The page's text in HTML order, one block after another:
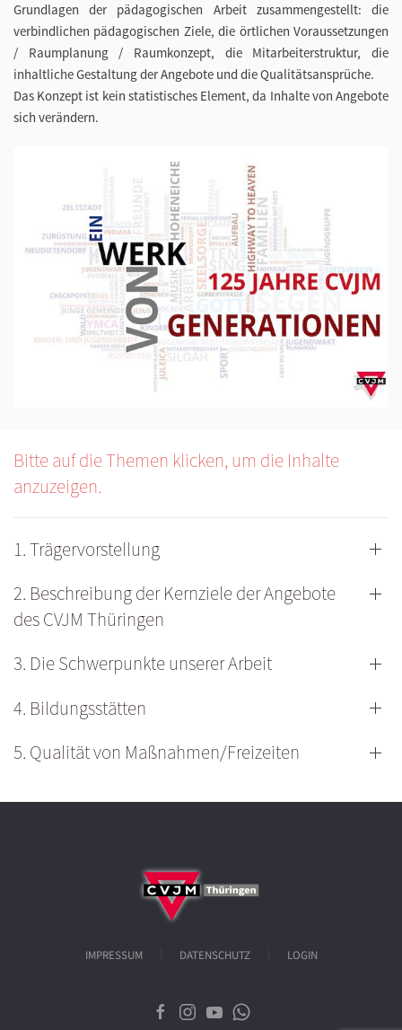
Grundlagen der pädagogischen Arbeit zusammengestellt: die
verbindlichen pädagogischen Ziele, die örtlichen Voraussetzungen
/ Raumplanung / Raumkonzept, die Mitarbeiterstruktur, die
inhaltliche Gestaltung der Angebote und die Qualitätsansprüche.
Das Konzept ist kein statistisches Element, da Inhalte von Angebote
sich verändern.
Bitte auf die Themen klicken, um die Inhalte
anzuzeigen.
1. Trägervorstellung
2. Beschreibung der Kernziele der Angebote
des CVJM Thüringen
3. Die Schwerpunkte unserer Arbeit
4. Bildungsstätten
5. Qualität von Maßnahmen/Freizeiten
IMPRESSUM DATENSCHUTZ LOGIN